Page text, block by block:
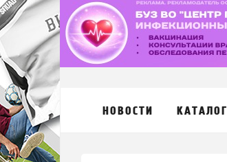
НОВОСТИ КАТАЛОГ